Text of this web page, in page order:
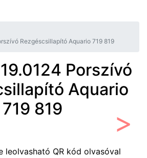
Rezgéscsillapító Aquario 719 819
Porszívó
Aquario
719 819